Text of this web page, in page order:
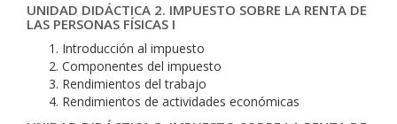
UNIDAD DIDÁCTICA 2. IMPUESTO SOBRE LA RENTA DE
LAS PERSONAS FÍSICAS I
Introducción al impuesto
Componentes del impuesto
Rendimientos del trabajo
Rendimientos de actividades económicas